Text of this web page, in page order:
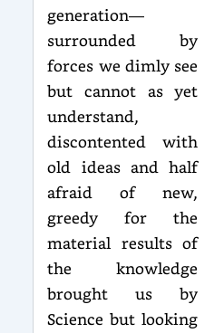
generation—
surrounded by
forces we dimly see
but cannot as yet
understand,
discontented with
old ideas and half
afraid of new,
greedy for the
material results of
the knowledge
brought us by
Science but looking